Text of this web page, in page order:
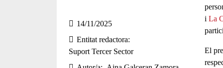
14/11/2025
Entitat redactora
Suport Tercer Sector
i La
El